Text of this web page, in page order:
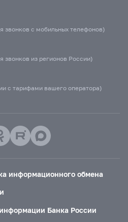
звонков с мобильных телефонов)
звонков из регионов России)
с тарифами вашего оператора)
информационного обмена
Банка России